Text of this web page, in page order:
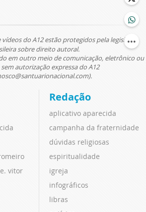
do A12 estão protegidos pela legislação
sobre direito autoral.
em outro meio de comunicação, eletrônico ou
autorização expressa do A12
vitor
Redação
aplicativo aparecida
campanha da fraternidade
dúvidas religiosas
espiritualidade
igreja
infográficos
libras